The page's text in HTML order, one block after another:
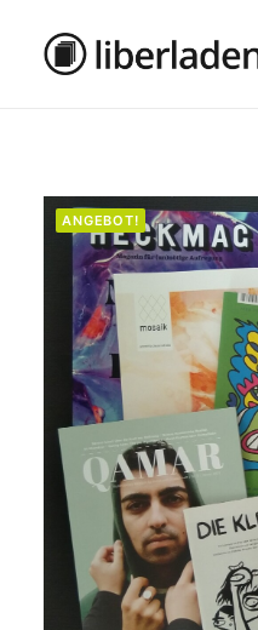
AGB
DATENSCHUTZ
IMPRESSUM
MOSAIK – HAUPTSEITE
SEARCH
CART
ANGEBOT!